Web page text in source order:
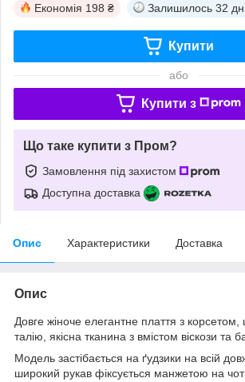
Економія 198 ₴ Залишилось 32
Купити
або
Купити з
Що таке купити з Пром?
Замовлення під захистом
Доступна доставка
Опис Характеристики Доставка
Опис
Довге жіноче елегантне плаття з
талію, якісна тканина з вмістом віскози та
Модель застібається на ґудзики на всій
широкий рукав фіксується манжетою на